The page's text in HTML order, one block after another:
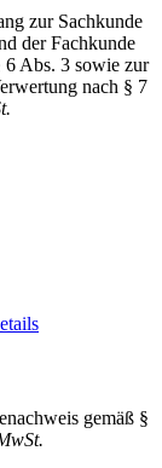
zur Sachkunde
der Fachkunde
6 Abs. 3 sowie zur
nach § 7
gemäß §